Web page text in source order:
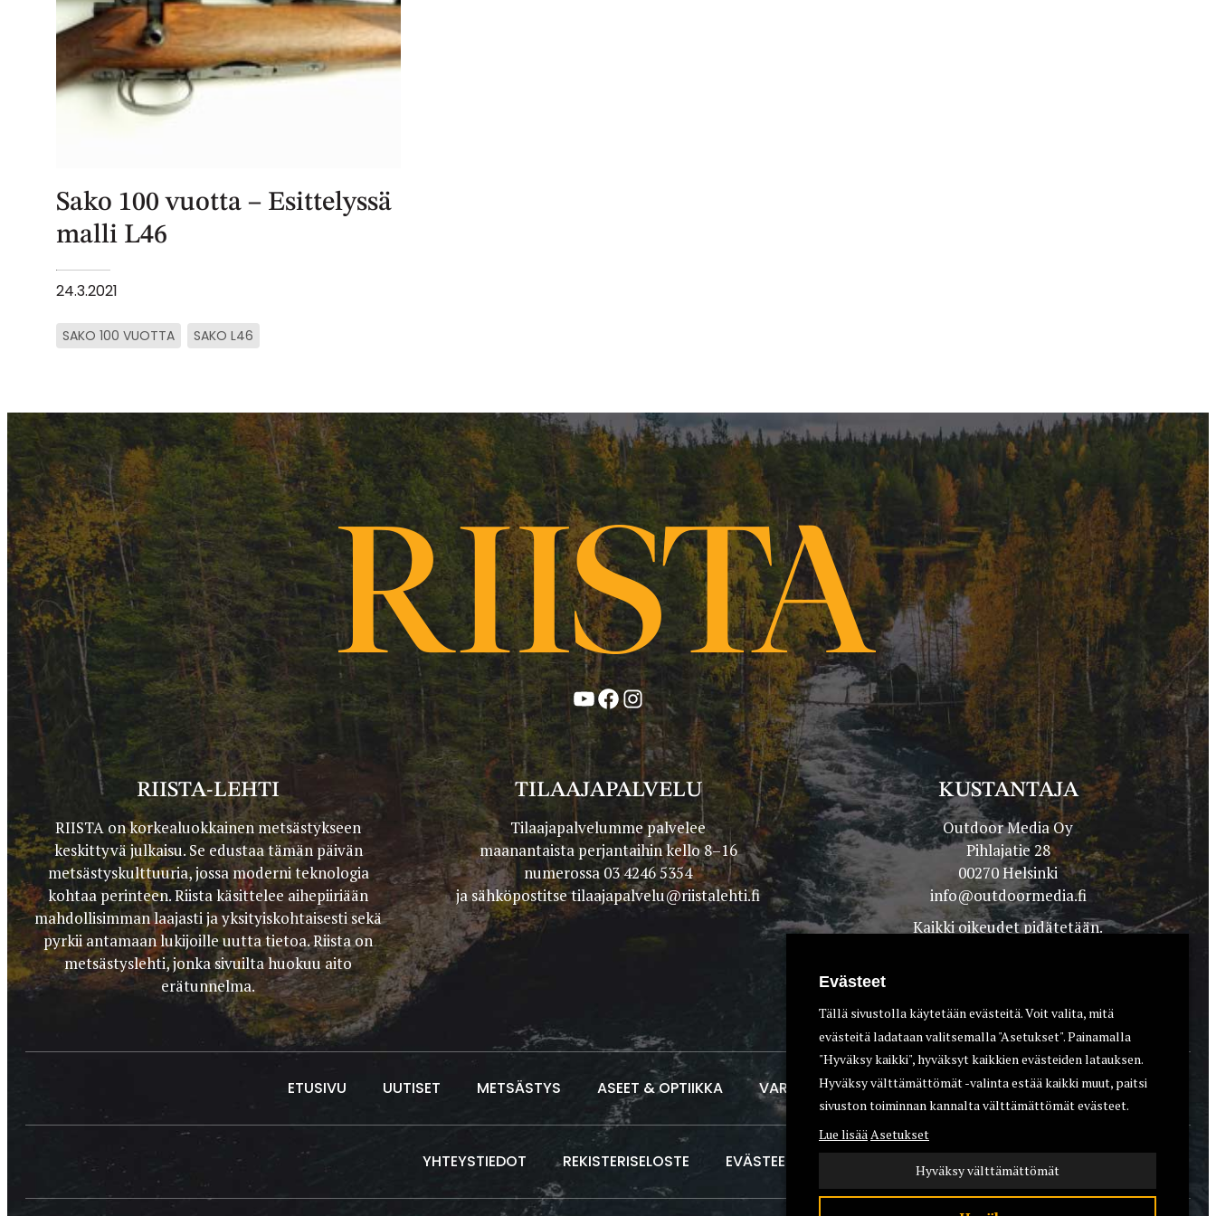
Sako 100 vuotta – Esittelyssä
malli L46
24.3.2021
SAKO 100 VUOTTA SAKO L46
YouTube
Facebook
Instagram
RIISTA-LEHTI
RIISTA on korkealuokkainen metsästykseen
keskittyvä julkaisu. Se edustaa tämän päivän
metsästyskulttuuria, jossa moderni teknologia
kohtaa perinteen. Riista käsittelee aihepiiriään
mahdollisimman laajasti ja yksityiskohtaisesti sekä
pyrkii antamaan lukijoille uutta tietoa. Riista on
metsästyslehti, jonka sivuilta huokuu aito
erätunnelma.
TILAAJAPALVELU
Tilaajapalvelumme palvelee
maanantaista perjantaihin kello 8–16
numerossa 03 4246 5354
ja sähköpostitsetilaajapalvelu@riistalehti.fi
KUSTANTAJA
Outdoor Media Oy
Pihlajatie 28
00270 Helsinki
info@outdoormedia.fi
Kaikki oikeudet pidätetään.
ETUSIVU UUTISET METSÄSTYS ASEET & OPTIIKKA VARUSTEET KOIRAT
YHTEYSTIEDOT REKISTERISELOSTE EVÄSTEET
Evästeet
Tällä sivustolla käytetään evästeitä. Voit valita, mitä
evästeitä ladataan valitsemalla "Asetukset". Painamalla
"Hyväksy kaikki", hyväksyt kaikkien evästeiden latauksen.
Hyväksy välttämättömät -valinta estää kaikki muut, paitsi
sivuston toiminnan kannalta välttämättömät evästeet.
Lue lisääAsetukset
Hyväksy välttämättömät